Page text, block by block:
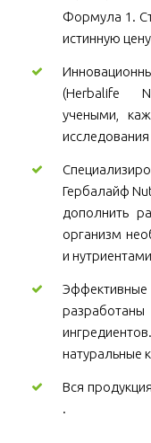
Формула 1.
истинную
(Herbalife
учеными,
Гербалайф
дополнить
организм
и
натуральные
Вся
.